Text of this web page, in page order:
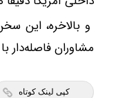
و بالاخره، این
مشاوران فاصله‌دار
کپی لینک کوتاه